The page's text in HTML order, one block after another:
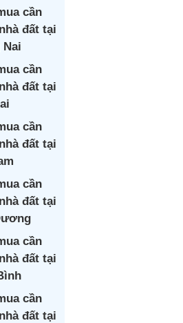
cần
đất tại
cần
đất tại
cần
đất tại
cần
đất tại
cần
đất tại
cần
đất tại